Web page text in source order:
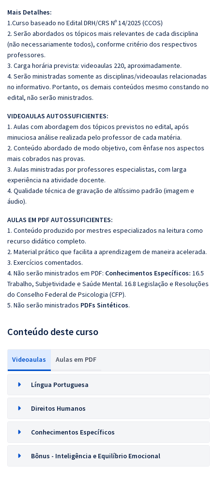
Mais Detalhes:
1.Curso baseado no Edital DRH/CRS Nº 14/2025 (CCOS)
2. Serão abordados os tópicos mais relevantes de cada disciplina
(não necessariamente todos), conforme critério dos respectivos
professores.
3. Carga horária prevista: videoaulas 220, aproximadamente.
4. Serão ministradas somente as disciplinas/videoaulas relacionadas
no informativo. Portanto, os demais conteúdos mesmo constando no
edital, não serão ministrados.
VIDEOAULAS AUTOSSUFICIENTES:
1. Aulas com abordagem dos tópicos previstos no edital, após
minuciosa análise realizada pelo professor de cada matéria.
2. Conteúdo abordado de modo objetivo, com ênfase nos aspectos
mais cobrados nas provas.
3. Aulas ministradas por professores especialistas, com larga
experiência na atividade docente.
4. Qualidade técnica de gravação de altíssimo padrão (imagem e
áudio).
AULAS EM PDF AUTOSSUFICIENTES:
1. Conteúdo produzido por mestres especializados na leitura como
recurso didático completo.
2. Material prático que facilita a aprendizagem de maneira acelerada.
3. Exercícios comentados.
4. Não serão ministrados em PDF: Conhecimentos Específicos: 16.5
Trabalho, Subjetividade e Saúde Mental. 16.8 Legislação e Resoluções
do Conselho Federal de Psicologia (CFP).
5. Não serão ministrados PDFs Sintéticos.
Conteúdo deste curso
Videoaulas Aulas em PDF
Língua Portuguesa
Direitos Humanos
Conhecimentos Específicos
Bônus - Inteligência e Equilíbrio Emocional